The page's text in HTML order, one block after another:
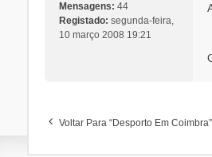
Mensagens: 44
Registado: segunda-feira,
10 março 2008 19:21
Voltar Para “Desporto Em Coimbra”